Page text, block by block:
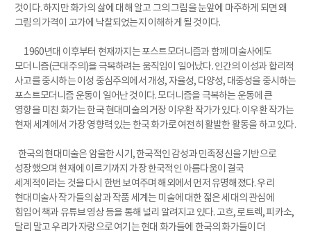
것이다. 하지만 화가의 삶에 대해 알고 그의 그림을 눈앞에 마주하게 되면 왜
그림의 가격이 고가에 낙찰되었는지 이해하게 될 것이다.
1960년대 이후부터 현재까지는 포스트모더니즘과 함께 미술사에도
모더니즘(근대주의)을 극복하려는 움직임이 일어났다. 인간의 이성과 합리적
사고를 중시하는 이성 중심주의에서 개성, 자율성, 다양성, 대중성을 중시하는
포스트모더니즘 운동이 일어난 것이다. 모더니즘을 극복하는 운동에 큰
영향을 미친 화가는 한국 현대미술의 거장 이우환 작가가 있다. 이우환 작가는
현재 세계에서 가장 영향력 있는 한국 화가로 여전히 활발한 활동을 하고 있다.
한국의 현대미술은 암울한 시기, 한국적인 감성과 민족정신을 기반으로
성장했으며 현재에 이르기까지 가장 한국적인 아름다움이 결국
세계적이라는 것을 다시 한번 보여주며 해외에서 먼저 유명해졌다. 우리
현대미술사 작가들의 삶과 작품 세계는 미술에 대한 젊은 세대의 관심에
힘입어 책과 유튜브 영상 등을 통해 널리 알려지고 있다. 고흐, 로트렉, 피카소,
달리 말고 우리가 자랑으로 여기는 현대 화가들에 한국의 화가들이 더